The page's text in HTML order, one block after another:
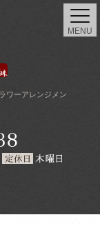
ワーアレンジメン
MENU